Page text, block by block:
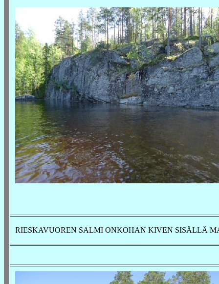
RIESKAVUOREN SALMI ONKOHAN KIVEN SISÄLLÄ